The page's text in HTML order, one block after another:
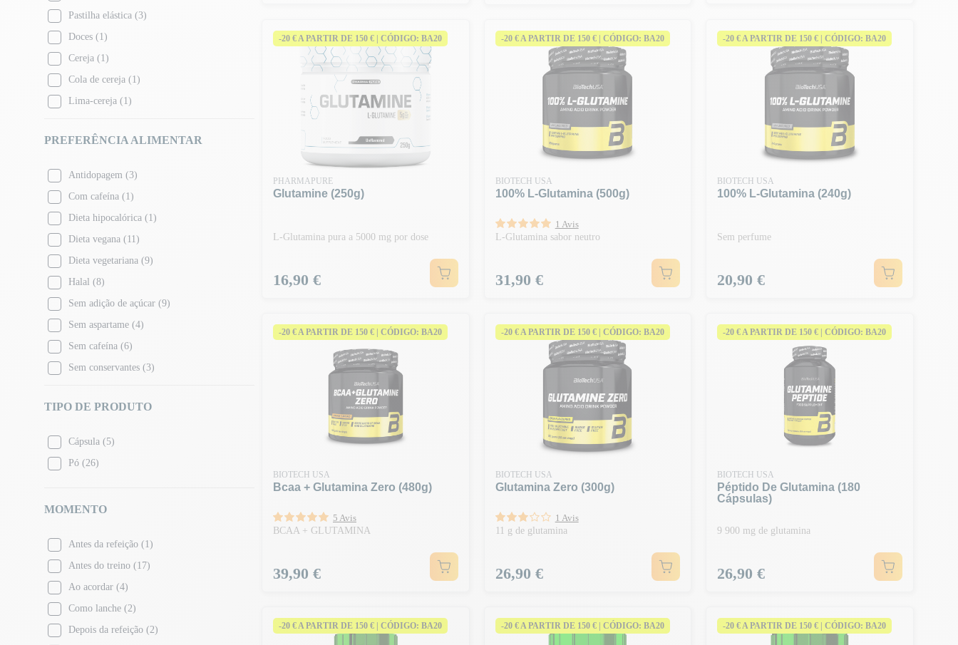
Pastilha elástica (3)
Doces (1)
Cereja (1)
Cola de cereja (1)
Lima-cereja (1)
Cal(1)
Melancia (2)
Tropical (1)
Lemon Ice Tea
Slush Puppie
Sour Apple(1)
Strawberry Mojito (1)
Cool Watermelon
PREFERÊNCIA ALIMENTAR
Antidopagem (3)
Com cafeína (1)
Dieta hipocalórica (1)
Dieta vegana (11)
Dieta vegetariana (9)
Halal (8)
Sem adição de açúcar (9)
Sem aspartame (4)
Sem cafeína (6)
Sem conservantes (3)
Sem glúten(11)
TIPO DE PRODUTO
Cápsula (5)
Pó (26)
MOMENTO
Antes da refeição (1)
Antes do treino (17)
Ao acordar (4)
Como lanche (2)
Depois da refeição (2)
-20 € A PARTIR DE 150 € | CÓDIGO: BA20
PHARMAPURE
Glutamine (250g)
L-Glutamina pura a 5000 mg por dose
Preço
16,90 €
-20 € A PARTIR DE 150 € | CÓDIGO: BA20
BIOTECH USA
100% L-Glutamina (500g)
1 Avis
L-Glutamina sabor neutro
Preço
31,90 €
-20 € A PARTIR DE 150 € | CÓDIGO: BA20
BIOTECH USA
100% L-Glutamina (240g)
Sem perfume
Preço
20,90 €
-20 € A PARTIR DE 150 € | CÓDIGO: BA20
BIOTECH USA
Bcaa + Glutamina Zero (480g)
5 Avis
BCAA + GLUTAMINA
Preço
39,90 €
-20 € A PARTIR DE 150 € | CÓDIGO: BA20
BIOTECH USA
Glutamina Zero (300g)
1 Avis
11 g de glutamina
Preço
26,90 €
-20 € A PARTIR DE 150 € | CÓDIGO: BA20
BIOTECH USA
Péptido De Glutamina (180
Cápsulas)
9 900 mg de glutamina
Preço
26,90 €
-20 € A PARTIR DE 150 € | CÓDIGO: BA20 -20 € A PARTIR DE 150 € | CÓDIGO: BA20 -20 € A PARTIR DE 150 € | CÓDIGO: BA20